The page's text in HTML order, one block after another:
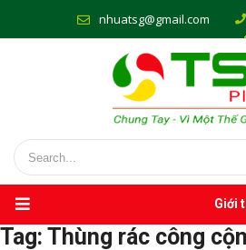
nhuatsg@gmail.com
Giới
Tag: Thùng rác công